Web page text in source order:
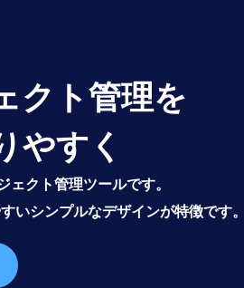
クト管理を
やすく
クト管理ツールです。
いシンプルなデザインが特徴です。